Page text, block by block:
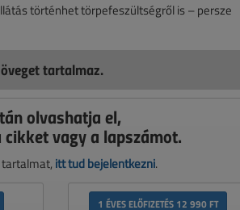
történhet törpefeszültségről is – persze
tartalmaz.
olvashatja el,
vagy a lapszámot.
itt tud bejelentkezni.
1 ÉVES ELŐFIZETÉS 12 990 FT